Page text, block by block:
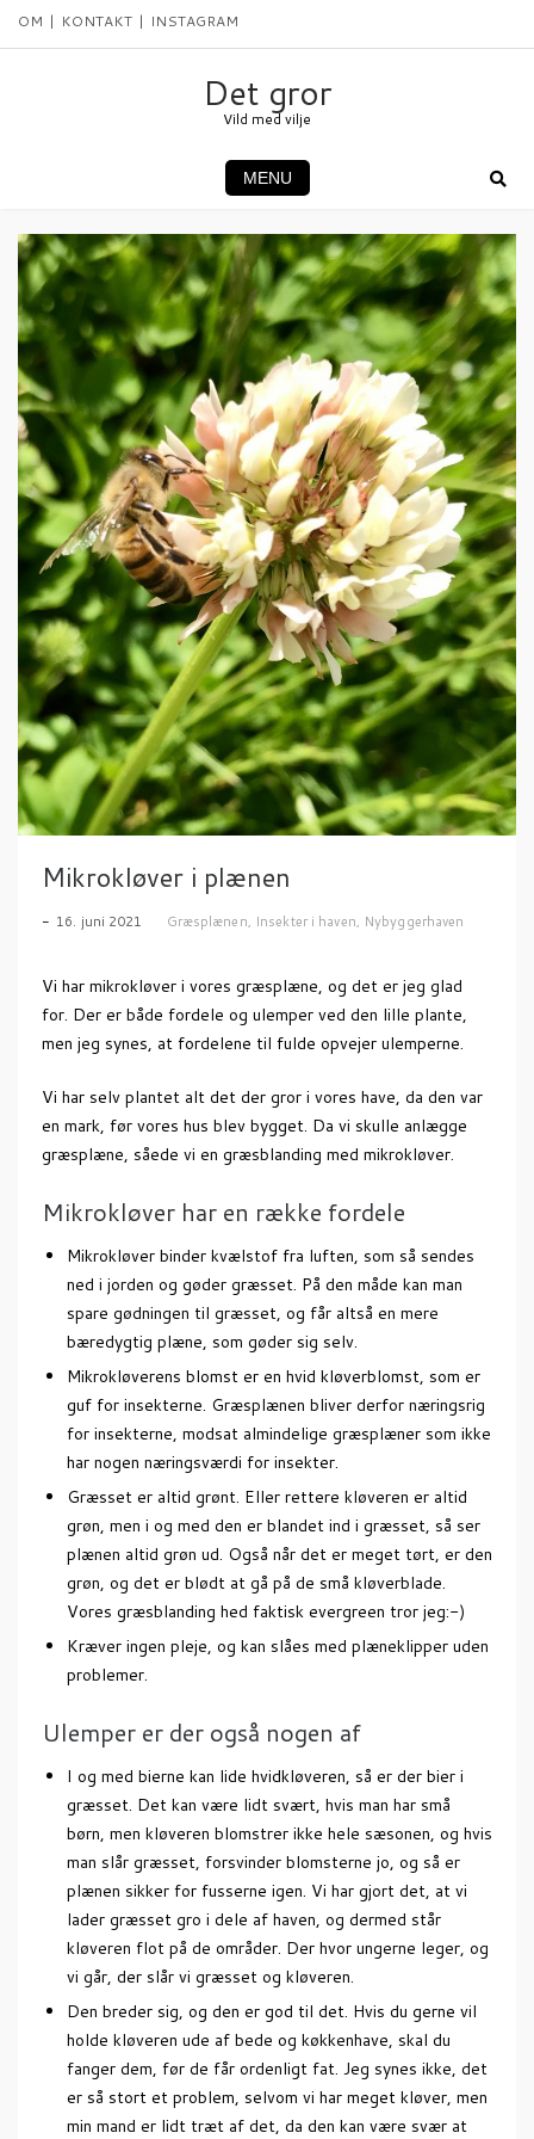
Skip
to
OM KONTAKT INSTAGRAM
Det gror
Vild med vilje
MENU
Mikrokløver i plænen
16. juni 2021 Græsplænen, Insekter i haven, Nybyggerhaven
Vi har mikrokløver i vores græsplæne, og det er jeg glad
for. Der er både fordele og ulemper ved den lille plante,
men jeg synes, at fordelene til fulde opvejer ulemperne.
Vi har selv plantet alt det der gror i vores have, da den var
en mark, før vores hus blev bygget. Da vi skulle anlægge
græsplæne, såede vi en græsblanding med mikrokløver.
Mikrokløver har en række fordele
Mikrokløver binder kvælstof fra luften, som så sendes
ned i jorden og gøder græsset. På den måde kan man
spare gødningen til græsset, og får altså en mere
bæredygtig plæne, som gøder sig selv.
Mikrokløverens blomst er en hvid kløverblomst, som er
guf for insekterne. Græsplænen bliver derfor næringsrig
for insekterne, modsat almindelige græsplæner som ikke
har nogen næringsværdi for insekter.
Græsset er altid grønt. Eller rettere kløveren er altid
grøn, men i og med den er blandet ind i græsset, så ser
plænen altid grøn ud. Også når det er meget tørt, er den
grøn, og det er blødt at gå på de små kløverblade.
Vores græsblanding hed faktisk evergreen tror jeg:-)
Kræver ingen pleje, og kan slåes med plæneklipper uden
problemer.
Ulemper er der også nogen af
I og med bierne kan lide hvidkløveren, så er der bier i
græsset. Det kan være lidt svært, hvis man har små
børn, men kløveren blomstrer ikke hele sæsonen, og hvis
man slår græsset, forsvinder blomsterne jo, og så er
plænen sikker for fusserne igen. Vi har gjort det, at vi
lader græsset gro i dele af haven, og dermed står
kløveren flot på de områder. Der hvor ungerne leger, og
vi går, der slår vi græsset og kløveren.
Den breder sig, og den er god til det. Hvis du gerne vil
holde kløveren ude af bede og køkkenhave, skal du
fanger dem, før de får ordenligt fat. Jeg synes ikke, det
er så stort et problem, selvom vi har meget kløver, men
min mand er lidt træt af det, da den kan være svær at